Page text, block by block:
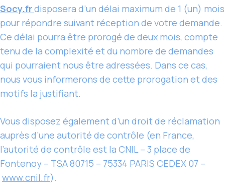
Socy.frdisposera d’un délai maximum de 1 (un) mois
pour répondre suivant réception de votre demande.
Ce délai pourra être prorogé de deux mois, compte
tenu de la complexité et du nombre de demandes
qui pourraient nous être adressées. Dans ce cas,
nous vous informerons de cette prorogation et des
motifs la justifiant.
Vous disposez également d’un droit de réclamation
auprès d’une autorité de contrôle (en France,
l’autorité de contrôle est la CNIL – 3 place de
Fontenoy – TSA 80715 – 75334 PARIS CEDEX 07 –
www.cnil.fr).